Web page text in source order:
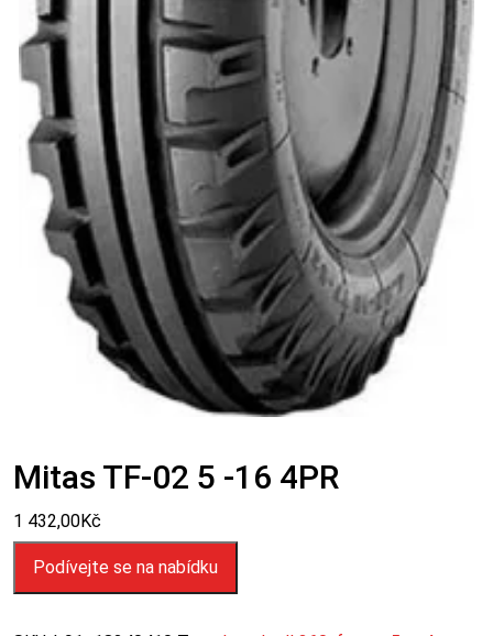
Mitas TF-02 5 -16 4PR
1 432,00Kč
Podívejte se na nabídku